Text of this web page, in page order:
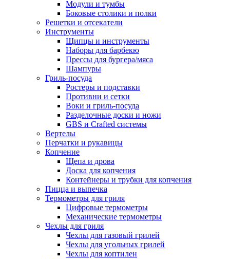
Модули и тумбы
Боковые столики и полки
Решетки и отсекатели
Инструменты
Щипцы и инструменты
Наборы для барбекю
Прессы для бургера/мяса
Шампуры
Гриль-посуда
Ростеры и подставки
Противни и сетки
Воки и гриль-посуда
Разделочные доски и ножи
GBS и Crafted системы
Вертелы
Перчатки и рукавицы
Копчение
Щепа и дрова
Доска для копчения
Контейнеры и трубки для копчения
Пицца и выпечка
Термометры для гриля
Цифровые термометры
Механические термометры
Чехлы для гриля
Чехлы для газовый грилей
Чехлы для угольных грилей
Чехлы для коптилен